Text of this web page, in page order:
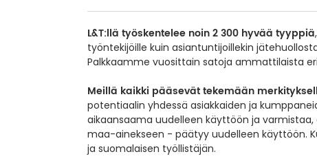
L&T:llä työskentelee noin 2 300 hyvää tyyppiä
työntekijöille kuin asiantuntijoillekin
Palkkaamme vuosittain satoja ammattilaista
Meillä kaikki pääsevät tekemään
potentiaalin yhdessä asiakkaiden ja
aikaansaama uudelleen käyttöön ja
maa-ainekseen - päätyy uudelleen käyttöön.
ja suomalaisen työllistäjän.